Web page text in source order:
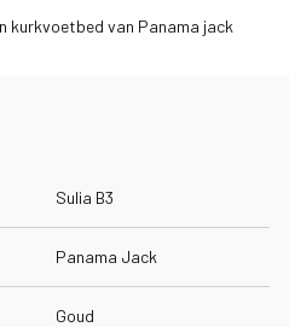
kurkvoetbed van Panama jack
Sulia B3
Panama Jack
Goud